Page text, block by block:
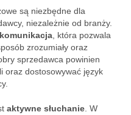
są niezbędne dla
niezależnie od branży.
, która pozwala
zrozumiały oraz
sprzedawca powinien
oraz dostosowywać język
aktywne słuchanie . W